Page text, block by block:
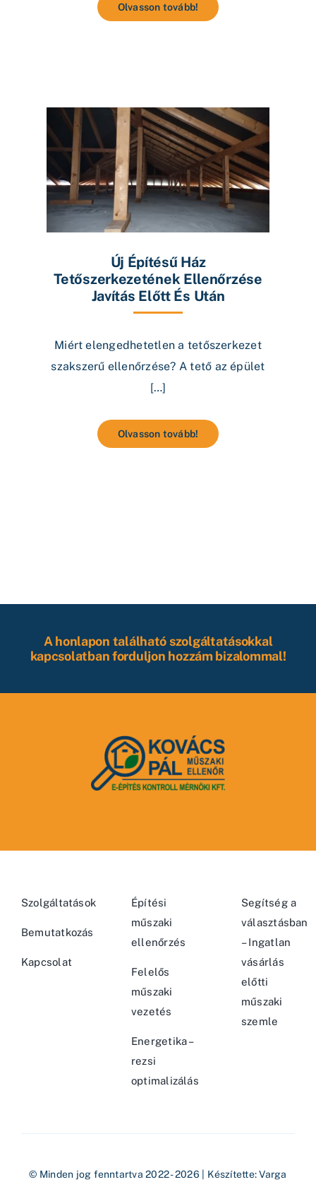
Olvasson tovább!
Új Építésű Ház
Tetőszerkezetének Ellenőrzése
Javítás Előtt És Után
Miért elengedhetetlen a tetőszerkezet
szakszerű ellenőrzése? A tető az épület
[…]
Olvasson tovább!
A honlapon található szolgáltatásokkal
kapcsolatban forduljon hozzám bizalommal!
Szolgáltatások
Bemutatkozás
Kapcsolat
Építési
műszaki
ellenőrzés
Felelős
műszaki
vezetés
Energetika –
rezsi
optimalizálás
Segítség a
választásban
– Ingatlan
vásárlás
előtti
műszaki
szemle
© Minden jog fenntartva 2022 - 2026 | Készítette:Varga